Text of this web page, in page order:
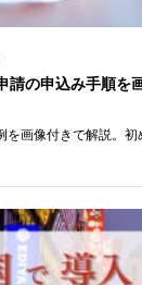
請の申込み手順を
を画像付きで解説。